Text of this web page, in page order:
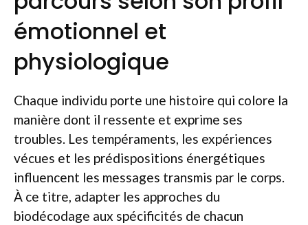
émotionnel et
physiologique
Chaque individu porte une histoire qui colore la
manière dont il ressente et exprime ses
troubles. Les tempéraments, les expériences
vécues et les prédispositions énergétiques
influencent les messages transmis par le corps.
À ce titre, adapter les approches du
biodécodage aux spécificités de chacun